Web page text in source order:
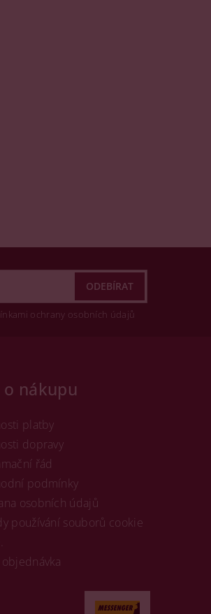
ochrany osobních údajů
o nákupu
platby
dopravy
řád
podmínky
osobních údajů
používání souborů cookie